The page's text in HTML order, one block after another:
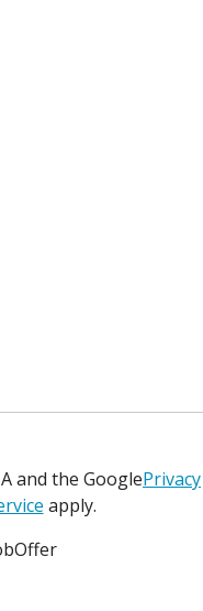
and the GooglePrivacy
apply.